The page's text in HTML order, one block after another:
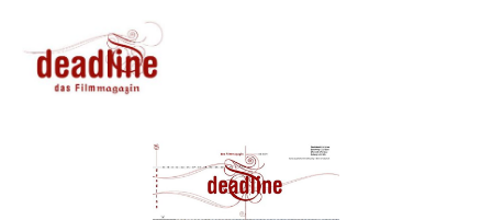
Bildergalerie überspringen